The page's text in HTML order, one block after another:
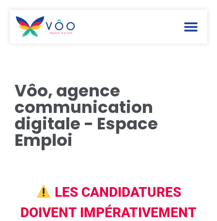
Vôo, agence
communication
digitale - Espace
Emploi
LES CANDIDATURES
DOIVENT IMPÉRATIVEMENT